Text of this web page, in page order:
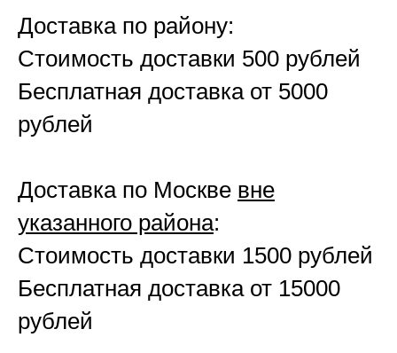
Доставка по району:
Стоимость доставки 500 рублей
Бесплатная доставка от 5000
рублей
Доставка по Москве вне
указанного района:
Стоимость доставки 1500 рублей
Бесплатная доставка от 15000
рублей